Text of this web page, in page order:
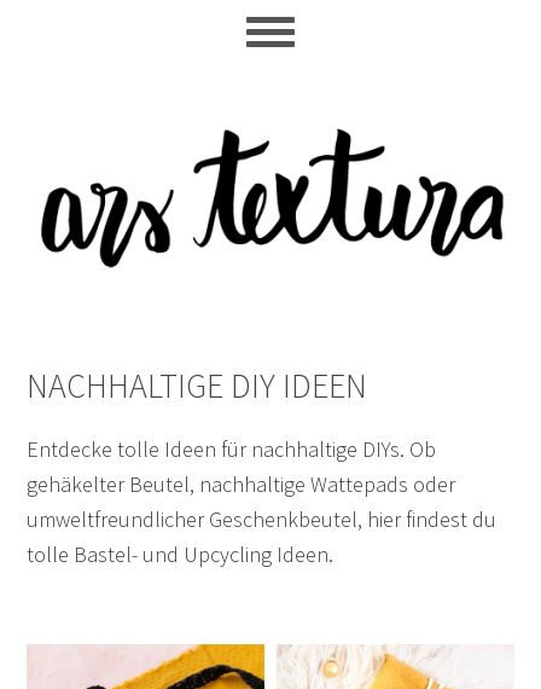
NACHHALTIGE DIY IDEEN
Entdecke tolle Ideen für nachhaltige DIYs. Ob
gehäkelter Beutel, nachhaltige Wattepads oder
umweltfreundlicher Geschenkbeutel, hier findest du
tolle Bastel- und Upcycling Ideen.